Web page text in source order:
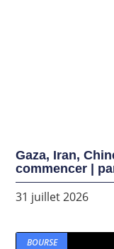
Gaza, Iran,
commencer |
31 juillet 2026
BOURSE